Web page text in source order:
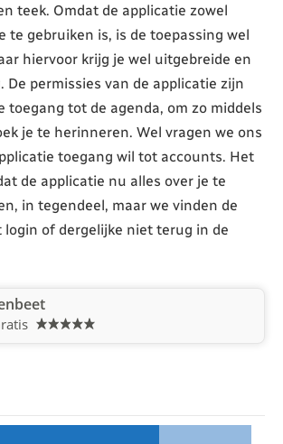
teek. Omdat de applicatie zowel
te gebruiken is, is de toepassing wel
hiervoor krijg je wel uitgebreide en
De permissies van de applicatie zijn
toegang tot de agenda, om zo middels
je te herinneren. Wel vragen we ons
toegang wil tot accounts. Het
de applicatie nu alles over je te
in tegendeel, maar we vinden de
login of dergelijke niet terug in de